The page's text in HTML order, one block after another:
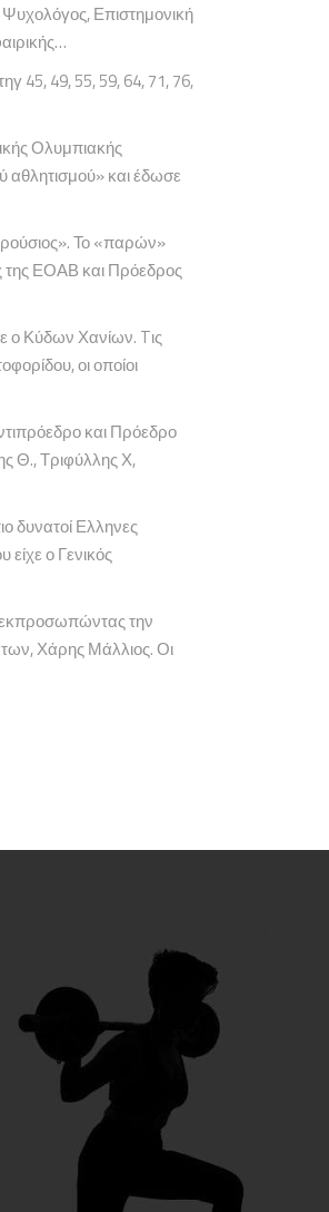
Επιστημονική
45, 49, 55, 59, 64, 71, 76,
Ολυμπιακής
αθλητισμού» και έδωσε
Το «παρών»
της ΕΟΑΒ και Πρόεδρος
ο Κύδων Χανίων. Tις
οι οποίοι
και Πρόεδρο
Θ., Τριφύλλης Χ,
δυνατοί Ελληνες
ο Γενικός
την
Χάρης Μάλλιος. Οι